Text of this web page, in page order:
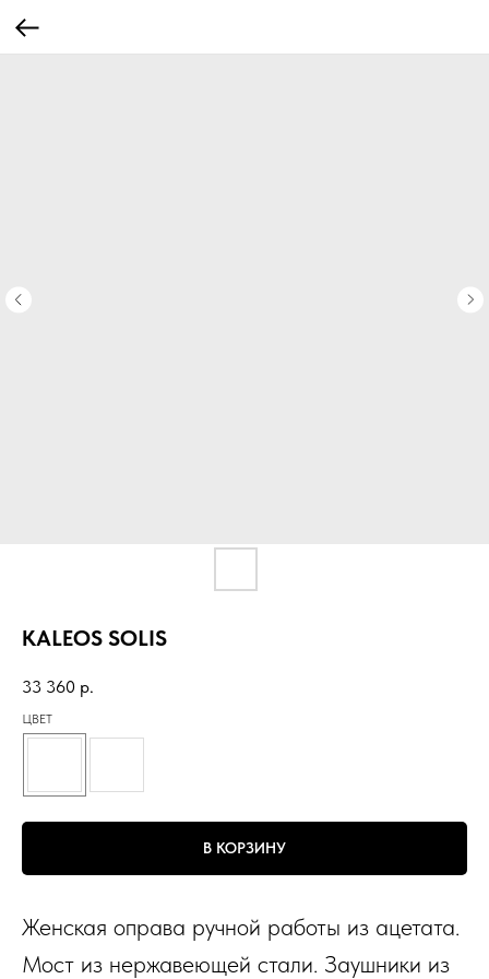
KALEOS SOLIS
33 360 р.
ЦВЕТ
В КОРЗИНУ
Женская оправа ручной работы из ацетата.
Мост из нержавеющей стали. Заушники из